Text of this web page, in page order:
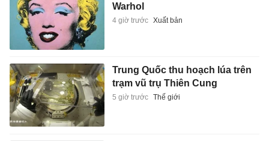
Warhol
4 giờ trước Xuất bản
Trung Quốc thu hoạch lúa trên
trạm vũ trụ Thiên Cung
5 giờ trước Thế giới